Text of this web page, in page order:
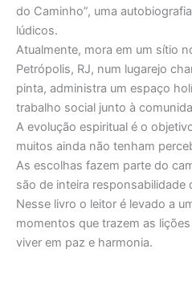
do Caminho”, uma
lúdicos.
Atualmente, mora em um sítio
Petrópolis, RJ, num lugarejo
pinta, administra um espaço
trabalho social junto à
A evolução espiritual é o
muitos ainda não tenham
As escolhas fazem parte do
são de inteira responsabilidade
Nesse livro o leitor é levado a
momentos que trazem as
viver em paz e harmonia.